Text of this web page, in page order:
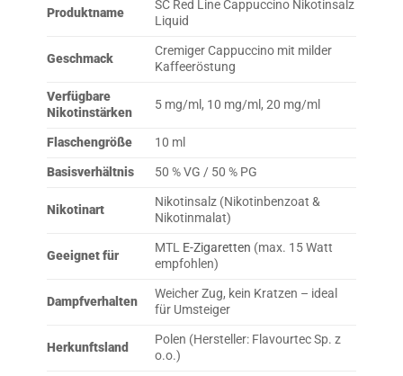
Produktname
SC Red Line Cappuccino Nikotinsalz
Liquid
Geschmack
Cremiger Cappuccino mit milder
Kaffeeröstung
Verfügbare
Nikotinstärken
5 mg/ml, 10 mg/ml, 20 mg/ml
Flaschengröße
10 ml
Basisverhältnis
50 % VG / 50 % PG
Nikotinart
Nikotinsalz (Nikotinbenzoat &
Nikotinmalat)
Geeignet für
MTL E-Zigaretten (max. 15 Watt
empfohlen)
Dampfverhalten
Weicher Zug, kein Kratzen – ideal
für Umsteiger
Herkunftsland
Polen (Hersteller: Flavourtec Sp. z
o.o.)